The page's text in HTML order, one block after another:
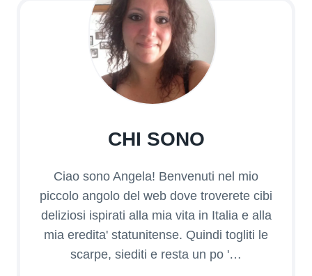
CHI SONO
Ciao sono Angela! Benvenuti nel mio
piccolo angolo del web dove troverete cibi
deliziosi ispirati alla mia vita in Italia e alla
mia eredita' statunitense. Quindi togliti le
scarpe, siediti e resta un po '…